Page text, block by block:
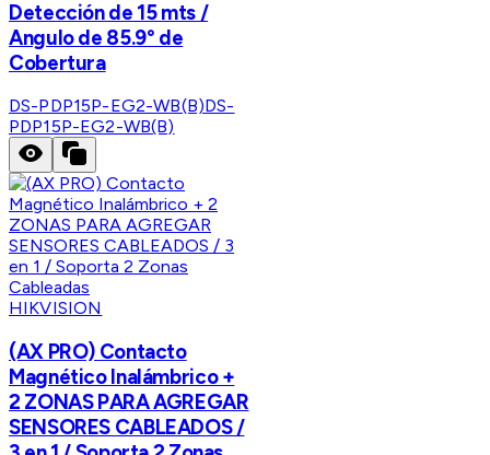
Detección de 15 mts /
Angulo de 85.9° de
Cobertura
DS-PDP15P-EG2-WB(B)DS-
PDP15P-EG2-WB(B)
HIKVISION
(AX PRO) Contacto
Magnético Inalámbrico +
2 ZONAS PARA AGREGAR
SENSORES CABLEADOS /